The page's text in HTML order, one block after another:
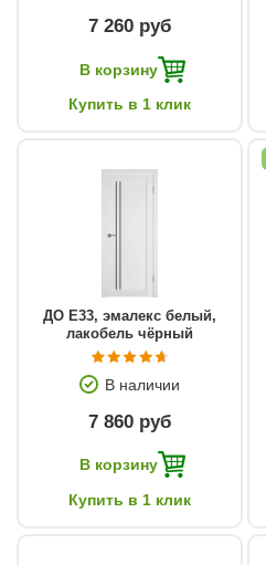
7 260 руб
В корзину
Купить в 1 клик
ДО E33, эмалекс белый,
лакобель чёрный
В наличии
7 860 руб
В корзину
Купить в 1 клик